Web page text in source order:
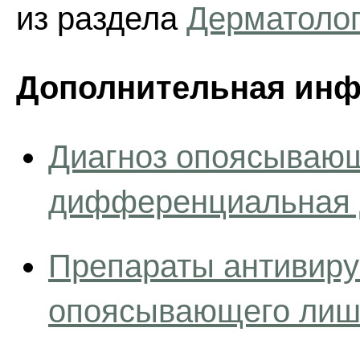
из раздела
Дополнительная
Диагноз
дифференциальная
Препараты
опоясывающего